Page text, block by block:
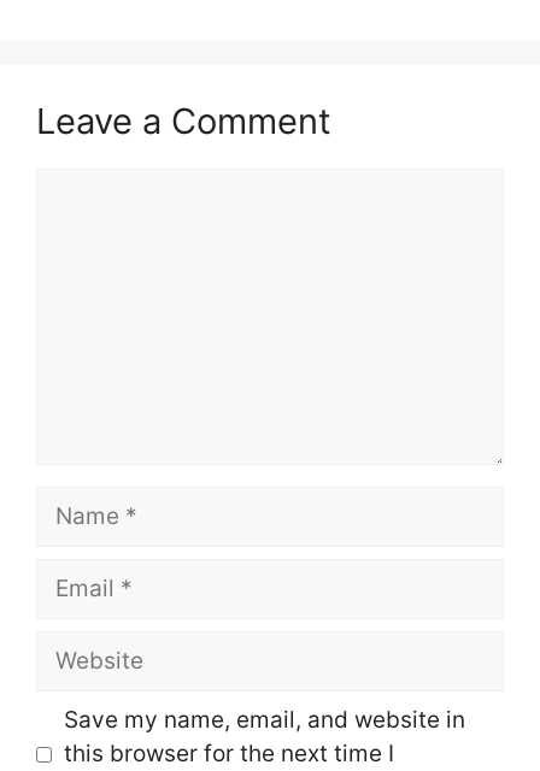
Leave a Comment
Name
Email
Website
Save my name, email, and website in
this browser for the next time I